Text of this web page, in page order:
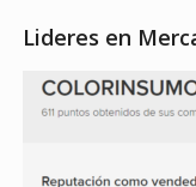
Lideres en